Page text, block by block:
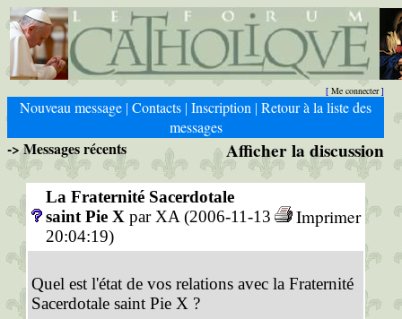
[ Me connecter]
Nouveau message | Contacts | Inscription | Retour à la liste des
messages
-> Messages récents Afficher la discussion
La Fraternité Sacerdotale
saint Pie X par XA (2006-11-13
20:04:19)
Imprimer
Quel est l'état de vos relations avec la Fraternité
Sacerdotale saint Pie X ?